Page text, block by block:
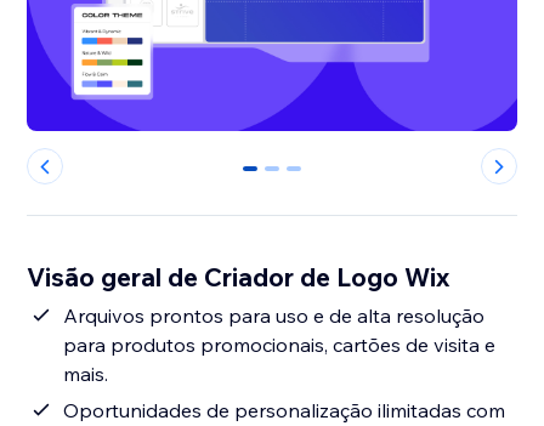
0 1 2
Visão geral de Criador de Logo Wix
Arquivos prontos para uso e de alta resolução
para produtos promocionais, cartões de visita e
mais.
Oportunidades de personalização ilimitadas com